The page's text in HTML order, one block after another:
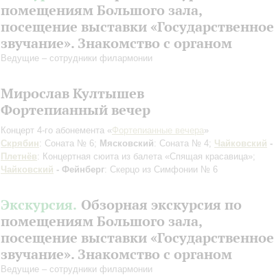
помещениям Большого зала,
посещение выставки «Государственное
звучание». Знакомство с органом
Ведущие – сотрудники филармонии
Мирослав Култышев
Фортепианный вечер
Концерт 4-го абонемента «Фортепианные вечера»
Скрябин: Соната № 6; Мясковский: Соната № 4; Чайковский -
Плетнёв: Концертная сюита из балета «Спящая красавица»;
Чайковский - Фейнберг: Скерцо из Симфонии № 6
Экскурсия. Обзорная экскурсия по
помещениям Большого зала,
посещение выставки «Государственное
звучание». Знакомство с органом
Ведущие – сотрудники филармонии